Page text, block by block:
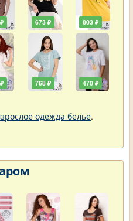
673 ₽
768 ₽
803 ₽
470 ₽
одежда белье.